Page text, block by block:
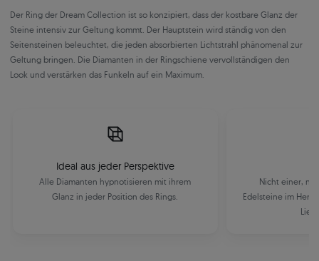
Der Ring der Dream Collection ist so konzipiert, dass der kostbare Glanz der
Steine intensiv zur Geltung kommt. Der Hauptstein wird ständig von den
Seitensteinen beleuchtet, die jeden absorbierten Lichtstrahl phänomenal zur
Geltung bringen. Die Diamanten in der Ringschiene vervollständigen den
Look und verstärken das Funkeln auf ein Maximum.
Ideal aus jeder Perspektive
Alle Diamanten hypnotisieren mit ihrem
Glanz in jeder Position des Rings.
Nicht einer,
Edelsteine im